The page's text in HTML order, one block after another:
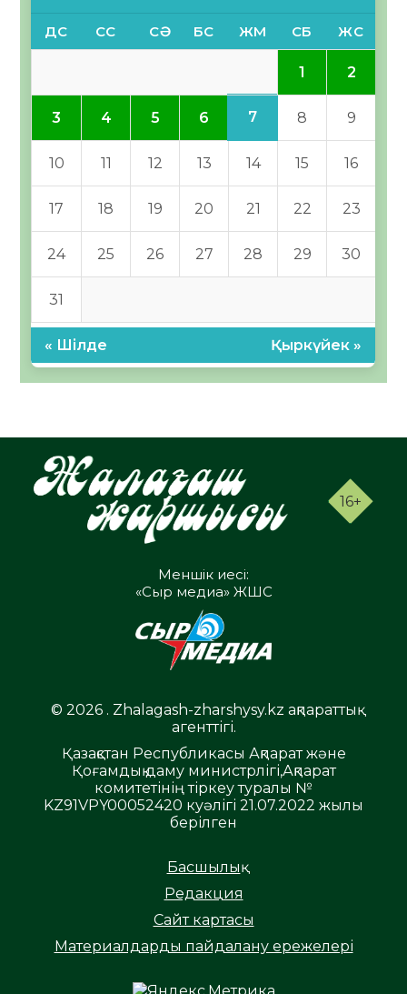
ДС СС СӘ БС ЖМ СБ ЖС
1 2
3 4 5 6 7 8 9
10 11 12 13 14 15 16
17 18 19 20 21 22 23
24 25 26 27 28 29 30
31
« Шілде Қыркүйек »
16+
Меншік иесі:
«Сыр медиа» ЖШС
© 2026 . Zhalagash-zharshysy.kz ақпараттық
агенттігі.
Қазақстан Республикасы Ақпарат және
Қоғамдық даму министрлігі,Ақпарат
комитетінің тіркеу туралы №
KZ91VPY00052420 куәлігі 21.07.2022 жылы
берілген
Басшылық
Редакция
Сайт картасы
Материалдарды пайдалану ережелері